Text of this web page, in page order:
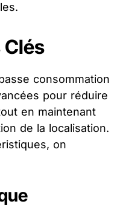
consommation
pour réduire
en maintenant
de la localisation.
on